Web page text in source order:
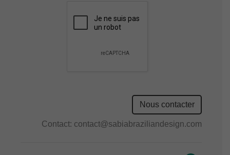
field
empty.
Nous contacter
Contact: contact@sabiabraziliandesign.com